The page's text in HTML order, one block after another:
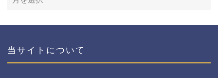
当サイトについて